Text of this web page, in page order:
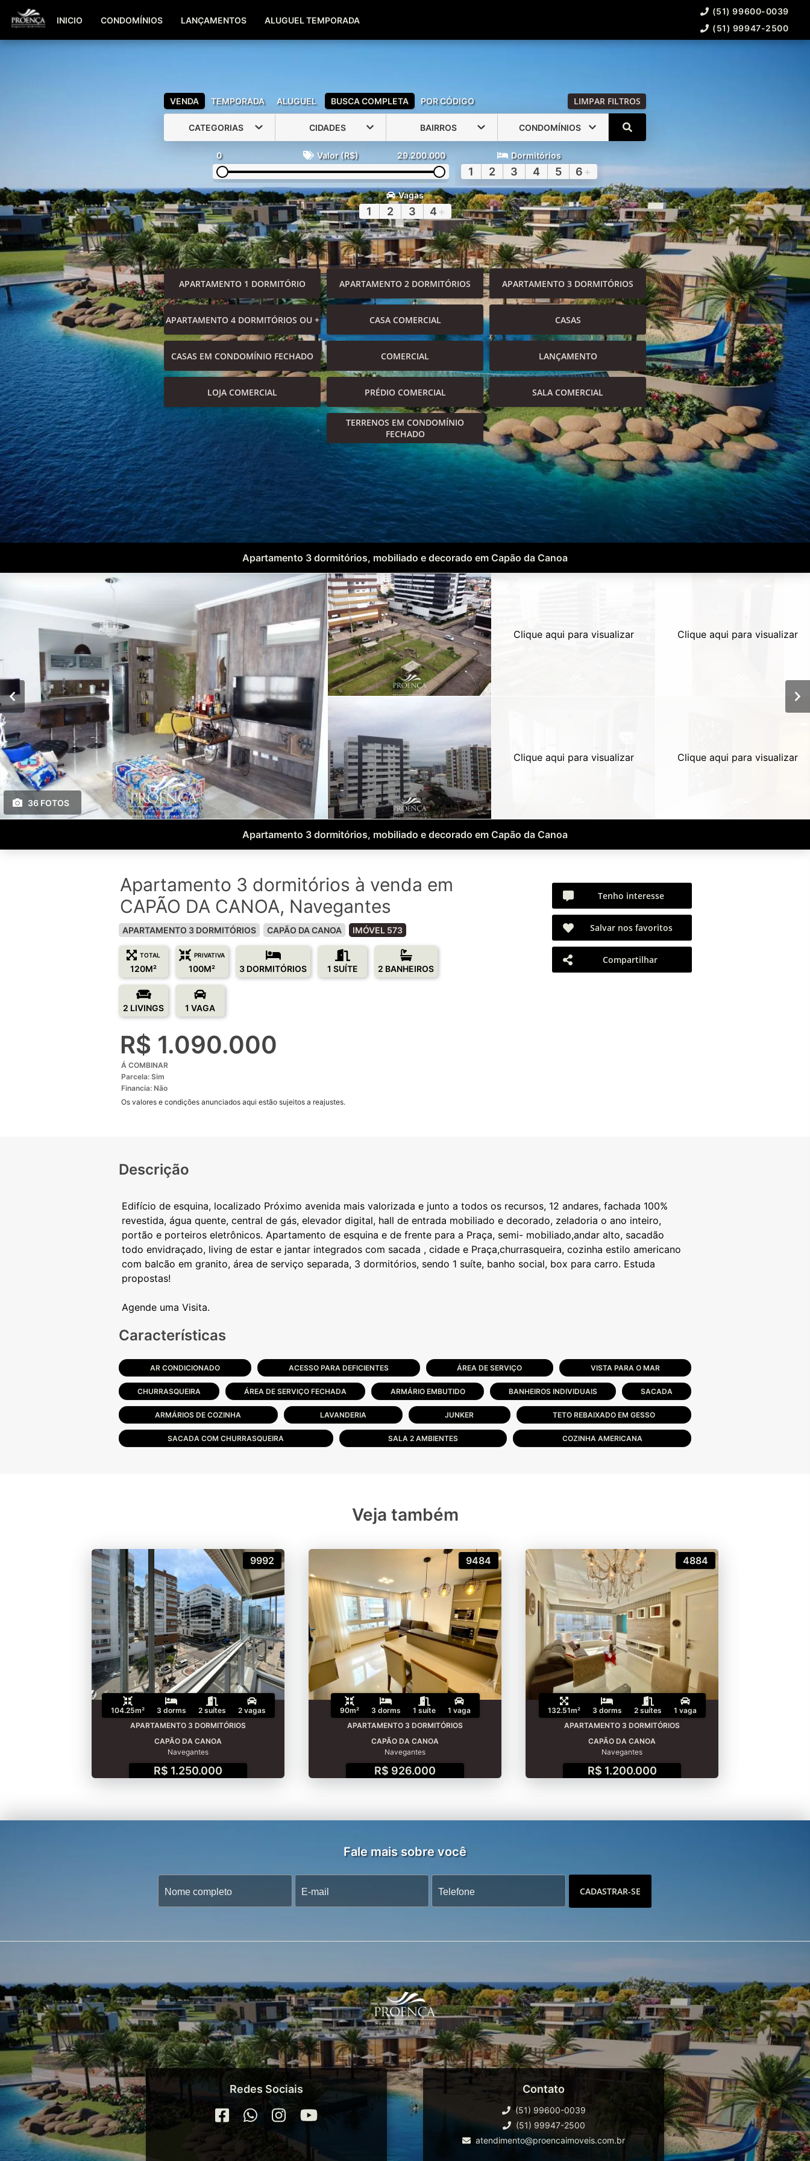
(51) 99600-0039
INICIO CONDOMÍNIOS LANÇAMENTOS ALUGUEL TEMPORADA
(51) 99600-0039
(51) 99947-2500
VENDA TEMPORADA ALUGUEL BUSCA COMPLETA POR CÓDIGO LIMPAR FILTROS
CATEGORIAS CIDADES BAIRROS CONDOMÍNIOS
0 Valor (R$) 29.200.000 Dormitórios
1 2 3 4 5 6 +
Vagas
1 2 3 4 +
APARTAMENTO 1 DORMITÓRIO APARTAMENTO 2 DORMITÓRIOS APARTAMENTO 3 DORMITÓRIOS
APARTAMENTO 4 DORMITÓRIOS OU + CASA COMERCIAL CASAS
CASAS EM CONDOMÍNIO FECHADO COMERCIAL LANÇAMENTO
LOJA COMERCIAL PRÉDIO COMERCIAL SALA COMERCIAL
TERRENOS EM CONDOMÍNIO
FECHADO
Apartamento 3 dormitórios, mobiliado e decorado em Capão da Canoa
36 FOTOS
Clique aqui para visualizar
Clique aqui para visualizar
Clique aqui para visualizar
Clique aqui para visualizar
Apartamento 3 dormitórios, mobiliado e decorado em Capão da Canoa
Apartamento 3 dormitórios à venda em
CAPÃO DA CANOA, Navegantes
APARTAMENTO 3 DORMITÓRIOS CAPÃO DA CANOA IMÓVEL 573
TOTAL
120M²
PRIVATIVA
100M² 3 DORMITÓRIOS 1 SUÍTE 2 BANHEIROS
2 LIVINGS 1 VAGA
R$ 1.090.000
Á COMBINAR
Parcela: Sim
Financia: Não
Os valores e condições anunciados aqui estão sujeitos a reajustes.
Tenho interesse
Salvar nos favoritos
Compartilhar
Descrição
Edifício de esquina, localizado Próximo avenida mais valorizada e junto a todos os recursos, 12 andares, fachada 100%
revestida, água quente, central de gás, elevador digital, hall de entrada mobiliado e decorado, zeladoria o ano inteiro,
portão e porteiros eletrônicos. Apartamento de esquina e de frente para a Praça, semi- mobiliado,andar alto, sacadão
todo envidraçado, living de estar e jantar integrados com sacada , cidade e Praça,churrasqueira, cozinha estilo americano
com balcão em granito, área de serviço separada, 3 dormitórios, sendo 1 suíte, banho social, box para carro. Estuda
propostas!
Características
AR CONDICIONADO ACESSO PARA DEFICIENTES ÁREA DE SERVIÇO VISTA PARA O MAR
CHURRASQUEIRA ÁREA DE SERVIÇO FECHADA ARMÁRIO EMBUTIDO BANHEIROS INDIVIDUAIS SACADA
ARMÁRIOS DE COZINHA LAVANDERIA JUNKER TETO REBAIXADO EM GESSO
SACADA COM CHURRASQUEIRA SALA 2 AMBIENTES COZINHA AMERICANA
Veja também
9992
104.25m² 3 dorms 2 suítes
2 vagas
APARTAMENTO 3 DORMITÓRIOS
CAPÃO DA CANOA
Navegantes
R$ 1.250.000
9484
90m² 3 dorms 1 suíte
1 vaga
APARTAMENTO 3 DORMITÓRIOS
CAPÃO DA CANOA
Navegantes
R$ 926.000
4884
132.51m² 3 dorms 2 suítes
1 vaga
APARTAMENTO 3 DORMITÓRIOS
CAPÃO DA CANOA
Navegantes
R$ 1.200.000
Fale mais sobre você
CADASTRAR-SE
Redes Sociais Contato
(51) 99600-0039
(51) 99947-2500
atendimento@proencaimoveis.com.br